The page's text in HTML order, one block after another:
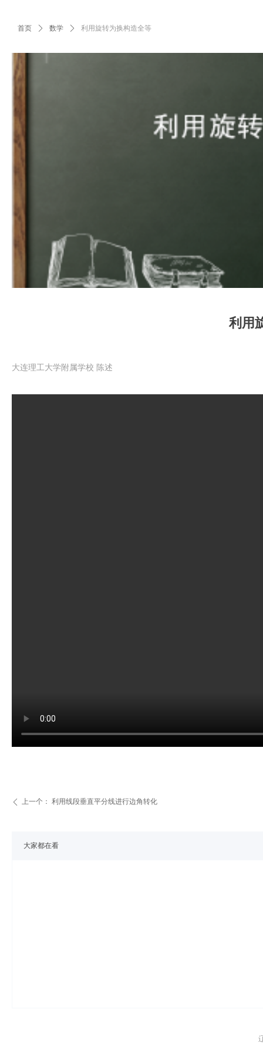
首页 ꄲ 数学 ꄲ 利用旋转为换构造全等
利用
大连理工大学附属学校 陈述
大家都在看
ꄴ 上一个： 利用线段垂直平分线进行边角转化